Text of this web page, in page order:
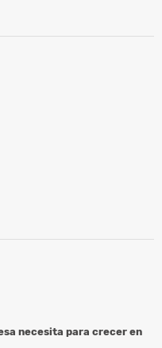
necesita para crecer en